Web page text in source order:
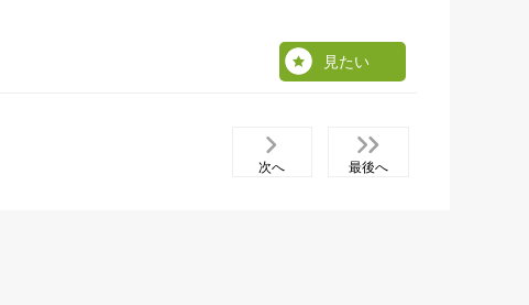
見たい
次へ 最後へ